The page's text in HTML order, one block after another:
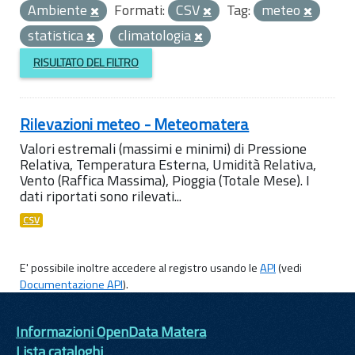
Ambiente
Formati: CSV Tag: meteo
statistica
climatologia
RISULTATO DEL FILTRO
Rilevazioni meteo - Meteomatera
Valori estremali (massimi e minimi) di Pressione
Relativa, Temperatura Esterna, Umidità Relativa,
Vento (Raffica Massima), Pioggia (Totale Mese). I
dati riportati sono rilevati...
CSV
E' possibile inoltre accedere al registro usando leAPI(vedi
Documentazione API).
Informazioni OpenData Matera